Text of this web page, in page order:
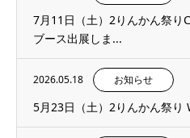
7月11日（土）2りんかん祭
ブース出展しま...
2026.05.18 お知らせ
5月23日（土）2りんかん祭り